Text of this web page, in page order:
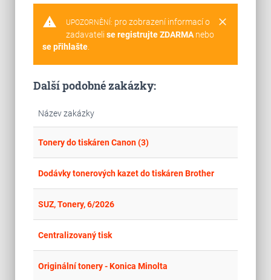
warning clear
UPOZORNĚNÍ: pro zobrazení informací o
zadavateli se registrujte ZDARMAnebo
se přihlašte.
Další podobné zakázky:
Název zakázky
Tonery do tiskáren Canon (3)
Dodávky tonerových kazet do tiskáren Brother
SUZ, Tonery, 6/2026
Centralizovaný tisk
Originální tonery - Konica Minolta